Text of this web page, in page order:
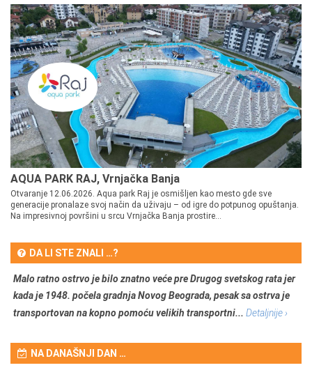
AQUA PARK RAJ, Vrnjačka Banja
Otvaranje 12.06.2026. Aqua park Raj je osmišljen kao mesto gde sve
generacije pronalaze svoj način da uživaju – od igre do potpunog opuštanja.
Na impresivnoj površini u srcu Vrnjačka Banja prostire...
DA LI STE ZNALI …?
Malo ratno ostrvo je bilo znatno veće pre Drugog svetskog rata jer
kada je 1948. počela gradnja Novog Beograda, pesak sa ostrva je
transportovan na kopno pomoću velikih transportni... Detaljnije ›
NA DANAŠNJI DAN …